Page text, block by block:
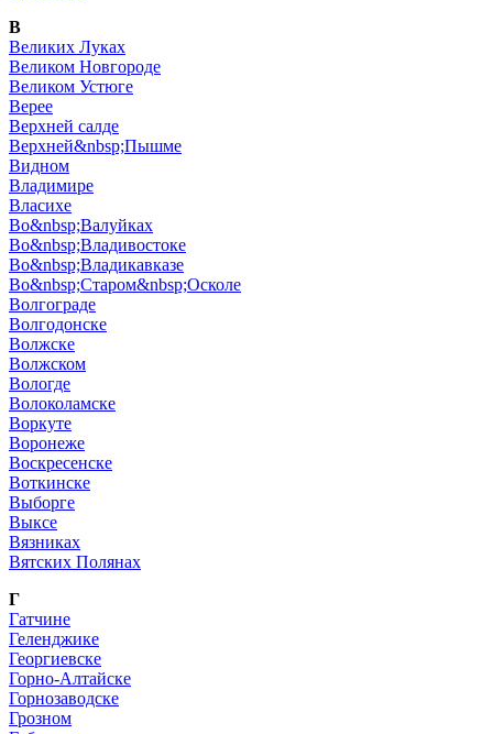
В
Великих Луках
Великом Новгороде
Великом Устюге
Верее
Верхней салде
Верхней&nbsp;Пышме
Видном
Владимире
Власихе
Во&nbsp;Валуйках
Во&nbsp;Владивостоке
Во&nbsp;Владикавказе
Во&nbsp;Старом&nbsp;Осколе
Волгограде
Волгодонске
Волжске
Волжском
Вологде
Волоколамске
Воркуте
Воронеже
Воскресенске
Воткинске
Выборге
Выксе
Вязниках
Вятских Полянах
Г
Гатчине
Геленджике
Георгиевске
Горно-Алтайске
Горнозаводске
Грозном